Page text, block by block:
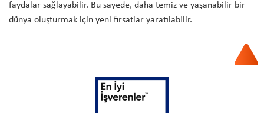
faydalar sağlayabilir. Bu sayede, daha temiz ve yaşanabilir bir
dünya oluşturmak için yeni fırsatlar yaratılabilir.